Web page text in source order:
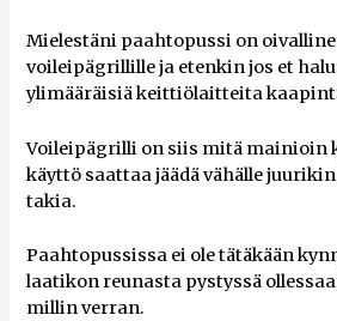
Mielestäni paahtopussi on
voileipägrillille ja etenkin jos et
ylimääräisiä keittiölaitteita
Voileipägrilli on siis mitä mainioin
käyttö saattaa jäädä vähälle
takia.
Paahtopussissa ei ole tätäkään
laatikon reunasta pystyssä
millin verran.